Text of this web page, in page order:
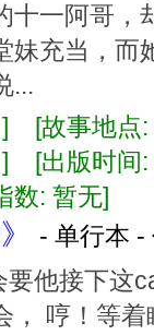
十一阿哥
妹充当，而
...
] [故事地点
] [出版时
数: 暂无]
- 单行本
要他接下这
， 哼！等